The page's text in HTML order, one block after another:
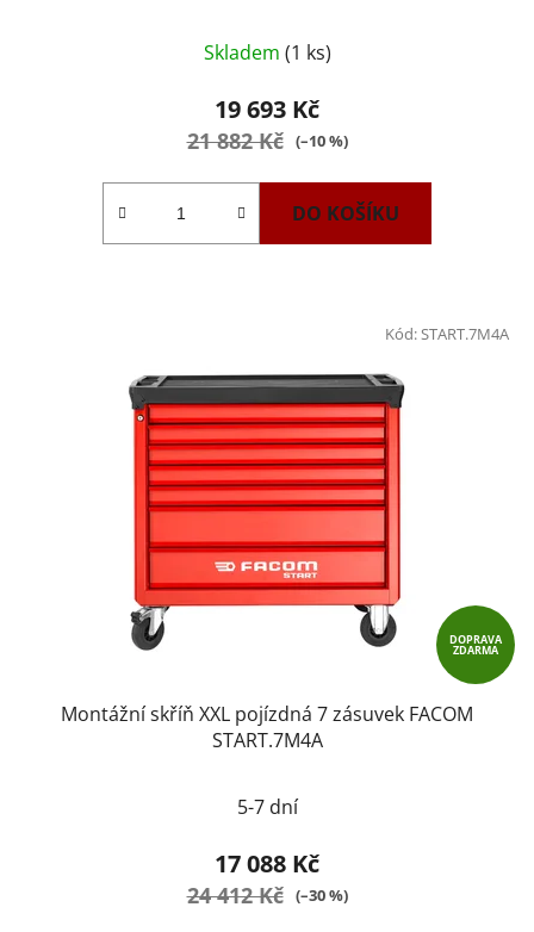
hodnocení
produktu
je
Skladem (1 ks)
19 693 Kč
21 882 Kč (–10 %)
DO KOŠÍKU
DOPRAVA
ZDARMA
Montážní skříň XXL pojízdná 7 zásuvek FACOM
START.7M4A
5-7 dní
17 088 Kč
24 412 Kč (–30 %)
Kód: START.7M4A